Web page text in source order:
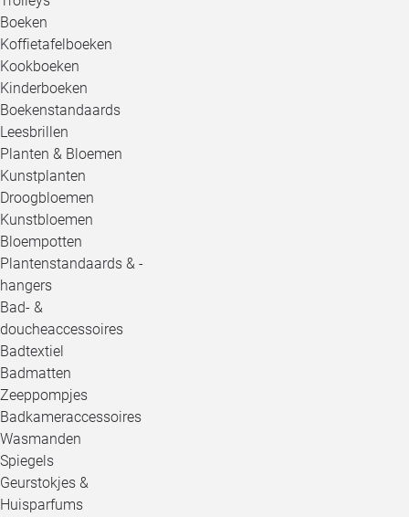
Boeken
Koffietafelboeken
Kookboeken
Kinderboeken
Boekenstandaards
Leesbrillen
Planten & Bloemen
Kunstplanten
Droogbloemen
Kunstbloemen
Bloempotten
Plantenstandaards & -
hangers
Bad- &
doucheaccessoires
Badtextiel
Badmatten
Zeeppompjes
Badkameraccessoires
Wasmanden
Spiegels
Geurstokjes &
Huisparfums